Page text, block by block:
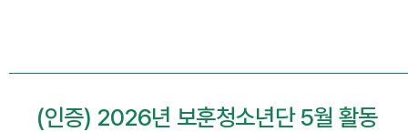
(인증) 2026년 보훈청소년단 5월 활동